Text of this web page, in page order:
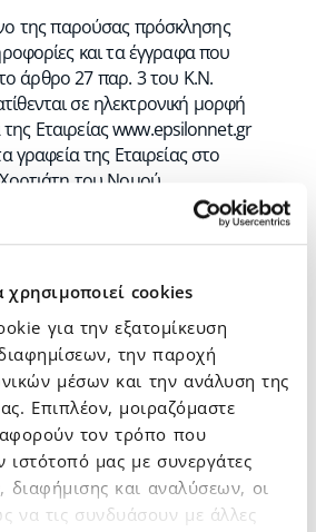
cookies
για την εξατομίκευση
την παροχή
μέσων και την ανάλυση της
Επιπλέον, μοιραζόμαστε
τον τρόπο που
ιστότοπό μας με συνεργάτες
διαφήμισης και αναλύσεων, οι
να τις συνδυάσουν με άλλες
της παρούσας πρόσκλησης
και τα έγγραφα που
άρθρο 27 παρ. 3 του Κ.Ν.
σε ηλεκτρονική μορφή
Εταιρείας www.epsilonnet.gr
γραφεία της Εταιρείας στο
του Νομού
Κώδικας 555 34 –
2 του Κ.Ν. 2190/1920
Μετόχων), η Εταιρεία
της και σε μέσα ενημέρωσης
για την διάχυση της
δημοσιεύσει αναθεωρημένη